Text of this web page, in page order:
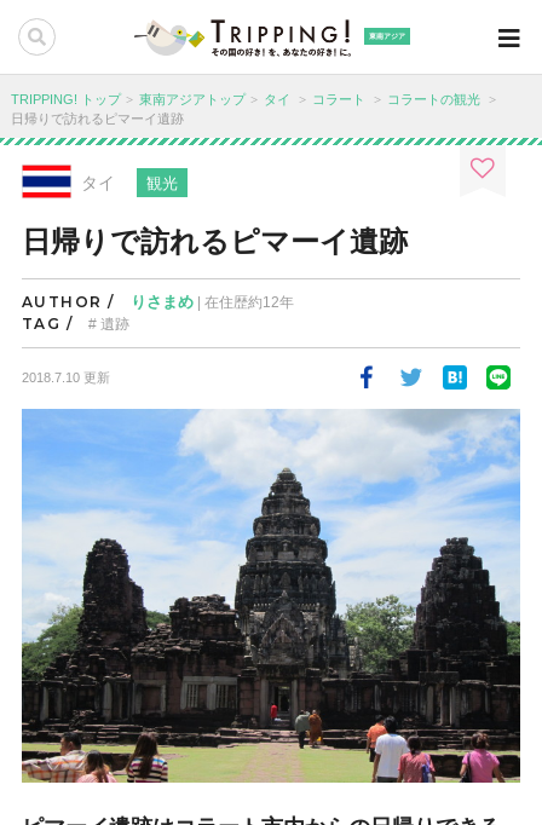
東南アジア
TRIPPING! トップ 東南アジアトップ タイ コラート
コラートの観光
日帰りで訪れるピマーイ遺跡
タイ 観光
日帰りで訪れるピマーイ遺跡
AUTHOR / りさまめ| 在住歴約12年
TAG / 遺跡
2018.7.10 更新